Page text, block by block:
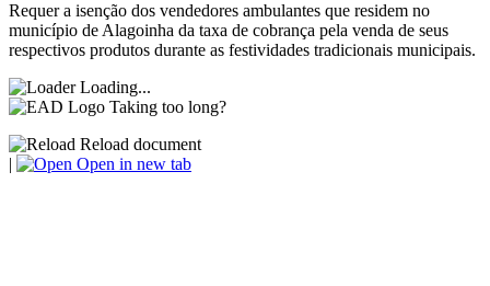
Requer a isenção dos vendedores ambulantes que residem no
município de Alagoinha da taxa de cobrança pela venda de seus
respectivos produtos durante as festividades tradicionais municipais.
Loading...
Taking too long?
Reload document
|
Open in new tab